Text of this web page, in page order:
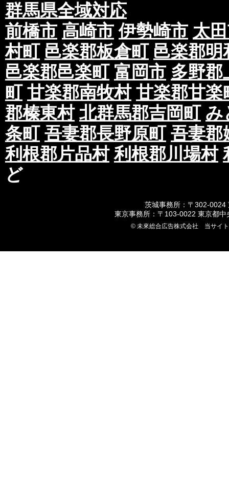
群馬県全域対応
前橋市 高崎市 伊勢崎市 太
村町 邑楽郡板倉町 邑楽郡明
邑楽郡邑楽町 富岡市 多野郡
町 甘楽郡南牧村 甘楽郡甘楽
郡榛東村 北群馬郡吉岡町 み
条町 吾妻郡長野原町 吾妻郡
利根郡片品村 利根郡川場村
ど
茨城事務所：〒302-0024
東京事務所：〒103-0022 東京都
© 未來総合広告株式会社 当サイ